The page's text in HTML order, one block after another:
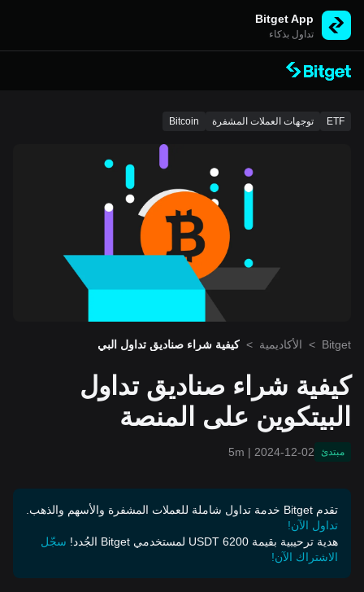
Bitget App
تداول بذكاء
ETF توجهات العملات المشفرة Bitcoin
Bitget
> الأكاديمية > كيفية شراء صناديق تداول البي
كيفية شراء صناديق تداول
البيتكوين على المنصة
مبتدئ 2024-12-02
|
5m
تقدم Bitget خدمة تداول شاملة للعملات المشفرة والأسهم والذهب.
تداول الآن!
هدية ترحيبية بقيمة 6200 USDT لمستخدمي Bitget الجُدد!
سجّل
الاشتراك الآن!